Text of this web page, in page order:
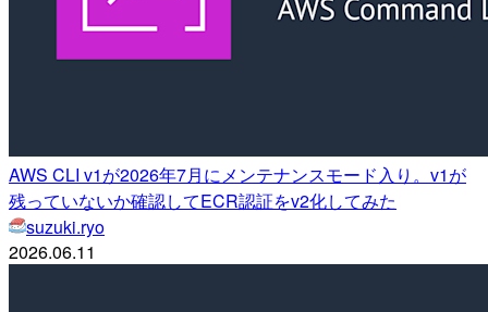
AWS CLI v1が2026年7月にメンテナンスモード入り。v1が
残っていないか確認してECR認証をv2化してみた
suzuki.ryo
2026.06.11